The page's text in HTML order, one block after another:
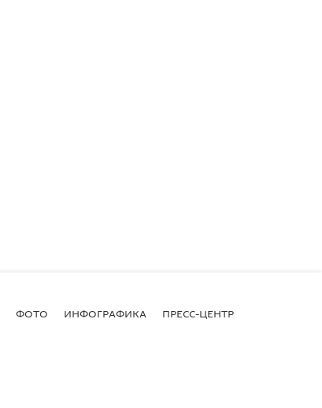
ФОТО ИНФОГРАФИКА ПРЕСС-ЦЕНТР